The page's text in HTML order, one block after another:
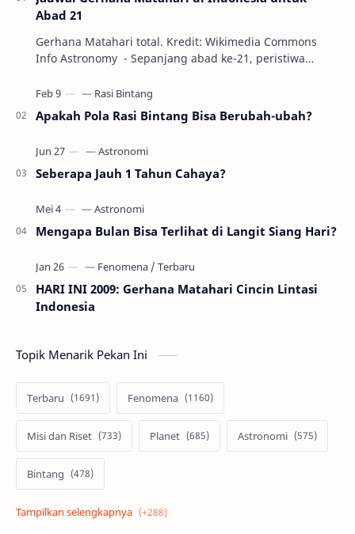
Abad 21
Gerhana Matahari total. Kredit: Wikimedia Commons
Info Astronomy - Sepanjang abad ke-21, peristiwa
Apakah Pola Rasi Bintang Bisa Berubah-ubah?
Seberapa Jauh 1 Tahun Cahaya?
Mengapa Bulan Bisa Terlihat di Langit Siang Hari?
HARI INI 2009: Gerhana Matahari Cincin Lintasi
Indonesia
Topik Menarik Pekan Ini
Terbaru Fenomena
Misi dan Riset Planet Astronomi
Bintang
Alam semesta Galaksi